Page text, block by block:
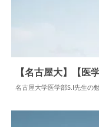
【名古屋大】【医
名古屋大学医学部S.I先生の